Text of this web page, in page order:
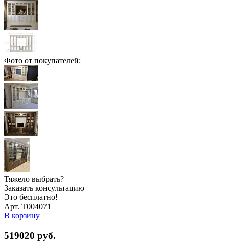
Фото от покупателей:
Тяжело выбрать?
Заказать консультацию
Это бесплатно!
Арт. Т004071
В корзину
519020 руб.